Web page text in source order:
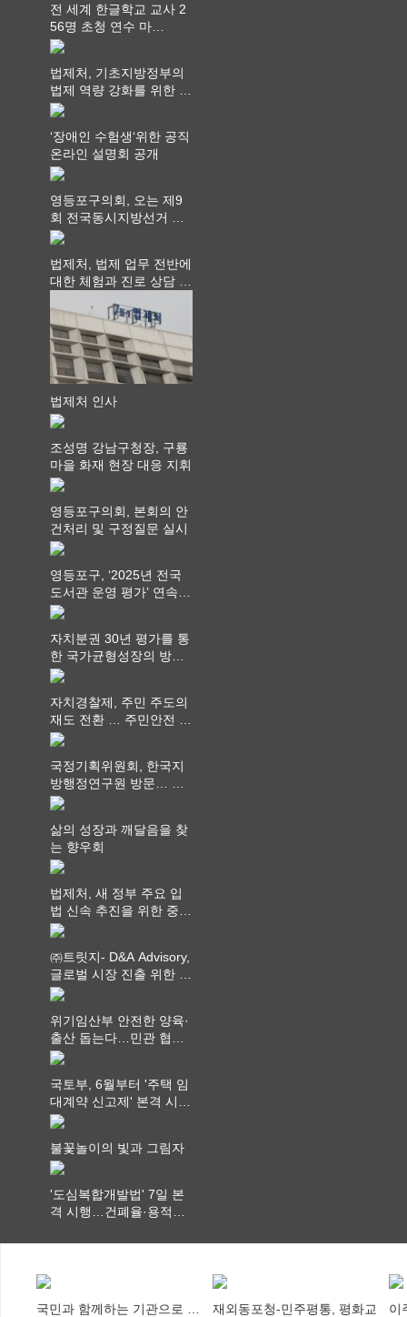
전 세계 한글학교 교사 2
56명 초청 연수 마
쳐...“수업은 더 깊게, 교
법제처, 기초지방정부의
법제 역량 강화를 위한 전
라권 현장설명회 개최
‘장애인 수험생‘위한 공직
온라인 설명회 공개
영등포구의회, 오는 제9
회 전국동시지방선거 ‧
"공직사회는 어느 때보다
를 지켜야 할 것"
법제처, 법제 업무 전반에
대한 체험과 진로 상담 기
법제처 인사
조성명 강남구청장, 구룡
마을 화재 현장 대응 지휘
영등포구의회, 본회의 안
건처리 및 구정질문 실시
영등포구, ‘2025년 전국
도서관 운영 평가’ 연속
최고 영예 장관상에서 ‘대
자치분권 30년 평가를 통
한 국가균형성장의 방향
과 과제 논의
자치경찰제, 주민 주도의
재도 전환 … 주민안전 치
안서비스가 최우선 되어
국정기획위원회, 한국지
방행정연구원 방문… 국
가균형성장 논의
삶의 성장과 깨달음을 찾
는 향우회
법제처, 새 정부 주요 입
법 신속 추진을 위한 중앙
부처 법무담당관 회의 개
㈜트릿지- D&A Advisory,
글로벌 시장 진출 위한 전
략적 업무협약 체결
위기임산부 안전한 양육·
출산 돕는다…민관 협력
체계 구축
국토부, 6월부터 '주택 임
대계약 신고제' 본격 시
행…실거래가 투명화 기
불꽃놀이의 빛과 그림자
'도심복합개발법' 7일 본
격 시행…건폐율·용적률
국민과 함께하는 기관으로 …
재외동포청-민주평통, 평화교
이